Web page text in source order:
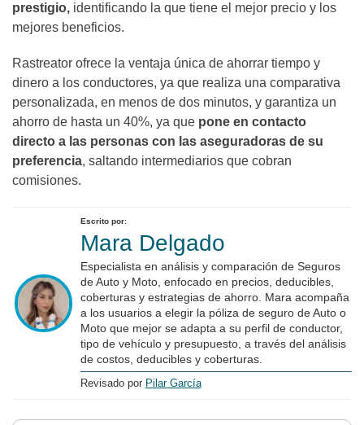
prestigio, identificando la que tiene el mejor precio y los
mejores beneficios.
Rastreator ofrece la ventaja única de ahorrar tiempo y
dinero a los conductores, ya que realiza una comparativa
personalizada, en menos de dos minutos, y garantiza un
ahorro de hasta un 40%, ya que pone en contacto
directo a las personas con las aseguradoras de su
preferencia, saltando intermediarios que cobran
comisiones.
Escrito por:
Mara Delgado
Especialista en análisis y comparación de Seguros
de Auto y Moto, enfocado en precios, deducibles,
coberturas y estrategias de ahorro. Mara acompaña
a los usuarios a elegir la póliza de seguro de Auto o
Moto que mejor se adapta a su perfil de conductor,
tipo de vehículo y presupuesto, a través del análisis
de costos, deducibles y coberturas.
Revisado por Pilar García